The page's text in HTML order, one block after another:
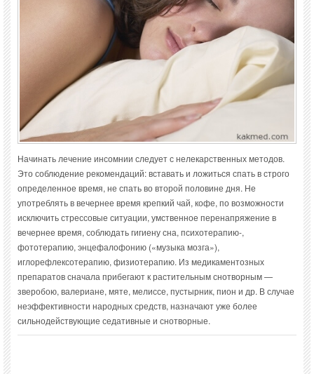
Начинать лечение инсомнии следует с нелекарственных методов.
Это соблюдение рекомендаций: вставать и ложиться спать в строго
определенное время, не спать во второй половине дня. Не
употреблять в вечернее время крепкий чай, кофе, по возможности
исключить стрессовые ситуации, умственное перенапряжение в
вечернее время, соблюдать гигиену сна, психотерапию-,
фототерапию, энцефалофонию («музыка мозга»),
иглорефлексотерапию, физиотерапию. Из медикаментозных
препаратов сначала прибегают к растительным снотворным —
зверобою, валериане, мяте, мелиссе, пустырник, пион и др. В случае
неэффективности народных средств, назначают уже более
сильнодействующие седативные и снотворные.